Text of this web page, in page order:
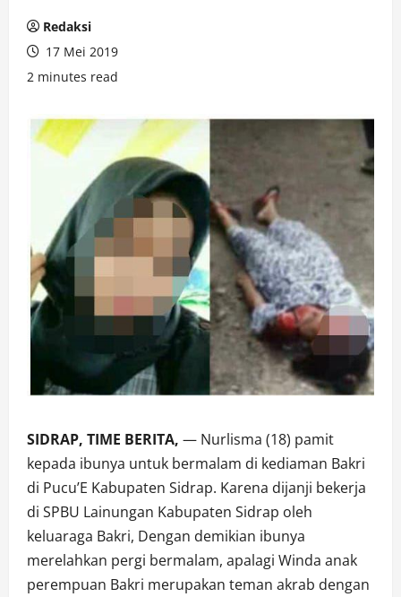
Redaksi
17 Mei 2019
2 minutes read
SIDRAP, TIME BERITA, — Nurlisma (18) pamit
kepada ibunya untuk bermalam di kediaman Bakri
di Pucu’E Kabupaten Sidrap. Karena dijanji bekerja
di SPBU Lainungan Kabupaten Sidrap oleh
keluaraga Bakri, Dengan demikian ibunya
merelahkan pergi bermalam, apalagi Winda anak
perempuan Bakri merupakan teman akrab dengan